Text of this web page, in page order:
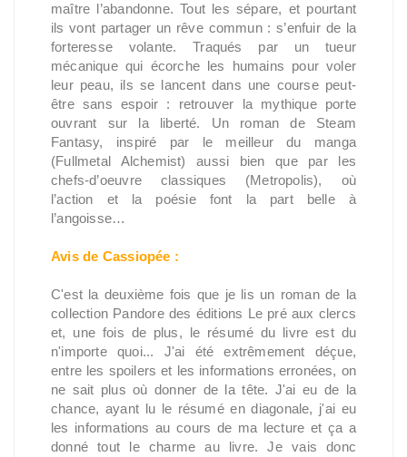
maître l’abandonne. Tout les sépare, et pourtant
ils vont partager un rêve commun : s’enfuir de la
forteresse volante. Traqués par un tueur
mécanique qui écorche les humains pour voler
leur peau, ils se lancent dans une course peut-
être sans espoir : retrouver la mythique porte
ouvrant sur la liberté. Un roman de Steam
Fantasy, inspiré par le meilleur du manga
(Fullmetal Alchemist) aussi bien que par les
chefs-d’oeuvre classiques (Metropolis), où
l’action et la poésie font la part belle à
l’angoisse…
Avis de Cassiopée :
C'est la deuxième fois que je lis un roman de la
collection Pandore des éditions Le pré aux clercs
et, une fois de plus, le résumé du livre est du
n'importe quoi... J'ai été extrêmement déçue,
entre les spoilers et les informations erronées, on
ne sait plus où donner de la tête. J'ai eu de la
chance, ayant lu le résumé en diagonale, j'ai eu
les informations au cours de ma lecture et ça a
donné tout le charme au livre. Je vais donc